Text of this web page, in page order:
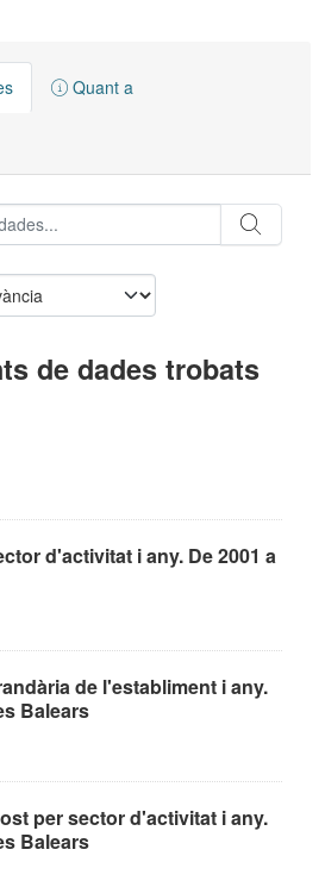
Quant a
de dades trobats
d'activitat i any. De 2001 a
de l'establiment i any.
Balears
per sector d'activitat i any.
Balears